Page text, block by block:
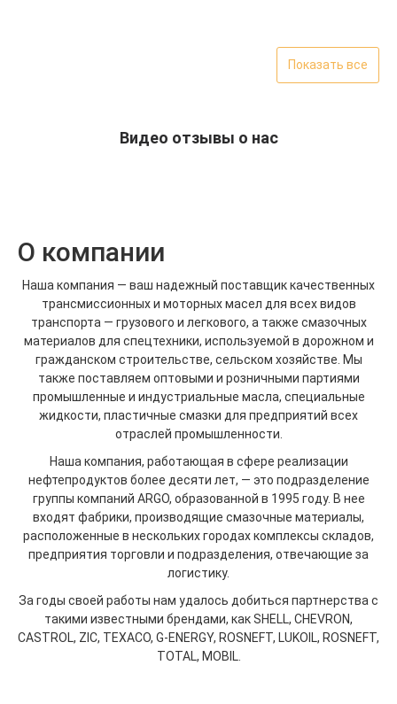
Показать все
Видео отзывы о нас
О компании
Наша компания — ваш надежный поставщик качественных
трансмиссионных и моторных масел для всех видов
транспорта — грузового и легкового, а также смазочных
материалов для спецтехники, используемой в дорожном и
гражданском строительстве, сельском хозяйстве. Мы
также поставляем оптовыми и розничными партиями
промышленные и индустриальные масла, специальные
жидкости, пластичные смазки для предприятий всех
отраслей промышленности.
Наша компания, работающая в сфере реализации
нефтепродуктов более десяти лет, — это подразделение
группы компаний ARGO, образованной в 1995 году. В нее
входят фабрики, производящие смазочные материалы,
расположенные в нескольких городах комплексы складов,
предприятия торговли и подразделения, отвечающие за
логистику.
За годы своей работы нам удалось добиться партнерства с
такими известными брендами, как SHELL, CHEVRON,
CASTROL, ZIC, TEXACO, G-ENERGY, ROSNEFT, LUKOIL, ROSNEFT,
TOTAL, MOBIL.